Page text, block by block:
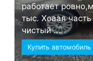
работает
тыс. Ховая
чистый ...
Купить автомобиль